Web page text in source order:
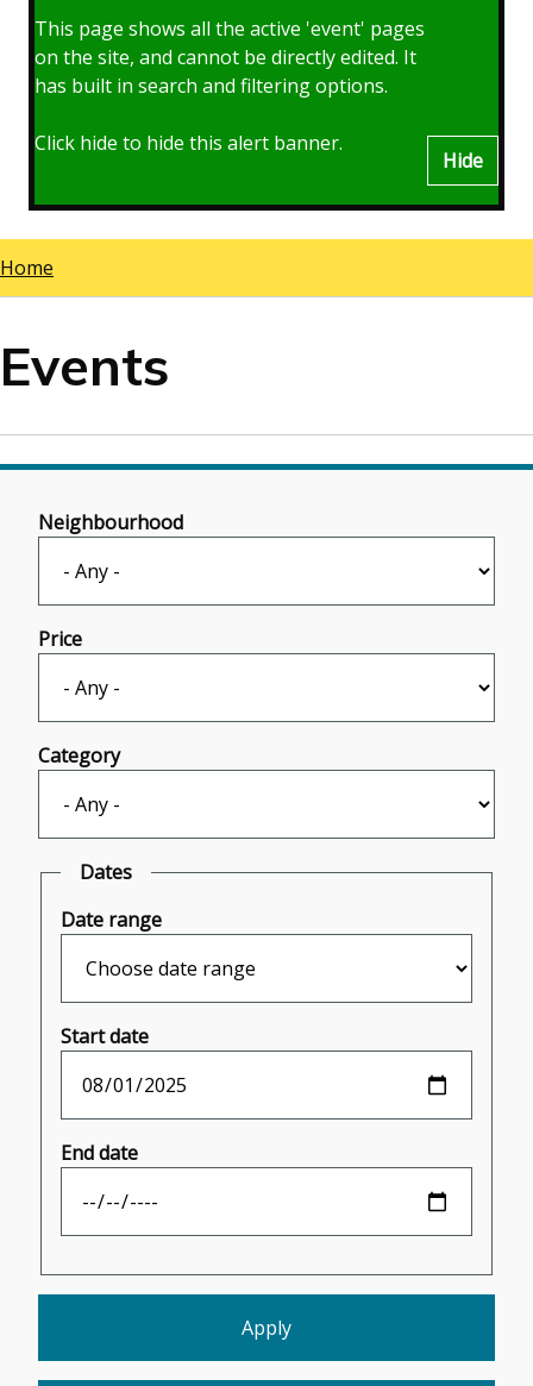
This page shows all the active 'event' pages
on the site, and cannot be directly edited. It
has built in search and filtering options.
Click hide to hide this alert banner.
Hide
Breadcrumbs
Home
Events
Neighbourhood
Price
Category
Dates
Date range
Start date
End date